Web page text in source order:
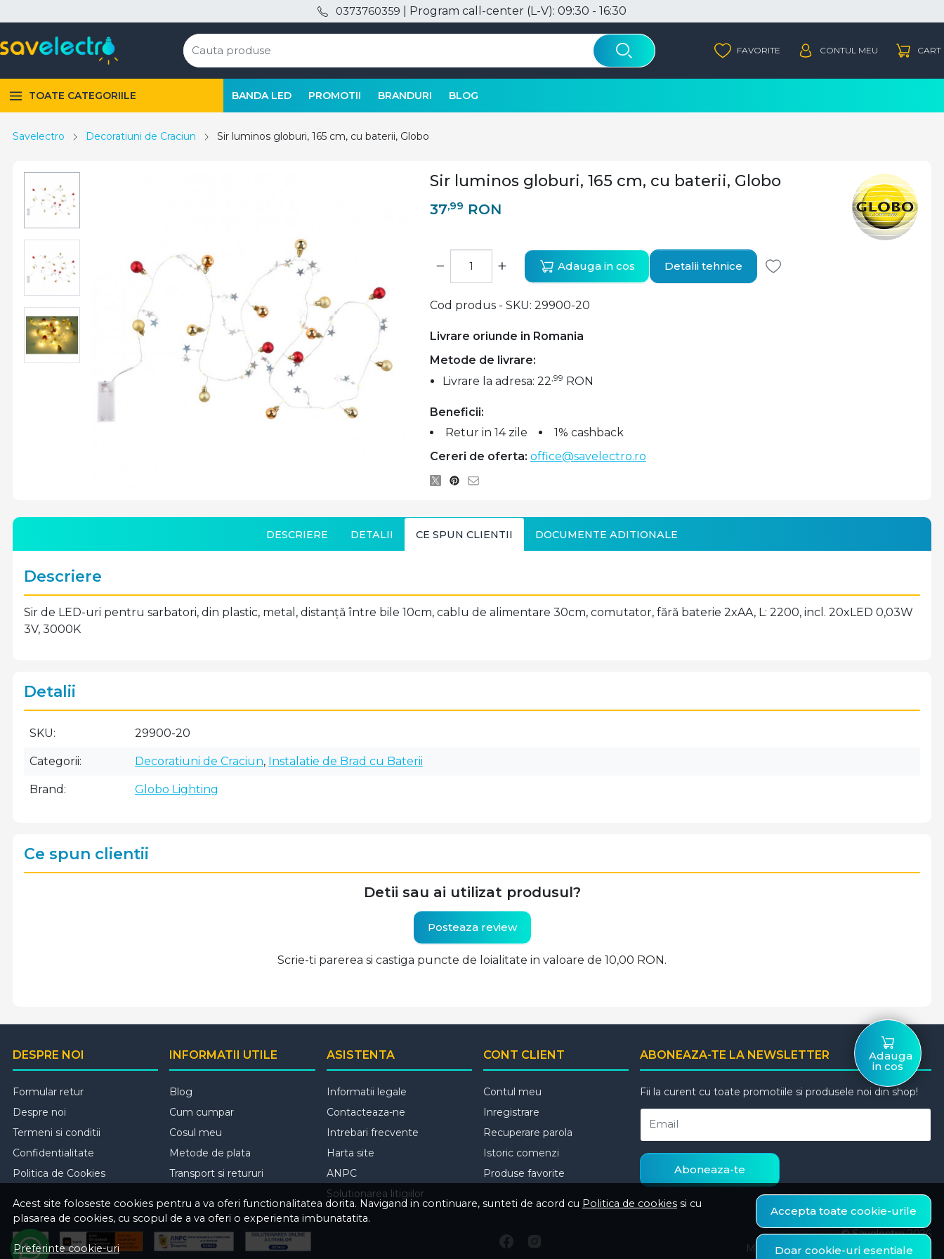
0373760359 | Program call-center (L-V): 09:30 - 16:30
TOATE CATEGORIILE BANDA LED PROMOTII BRANDURI BLOG
Savelectro Decoratiuni de Craciun Sir luminos globuri, 165 cm, cu baterii, Globo
Sir luminos globuri, 165 cm, cu baterii, Globo
37,99 RON
Livrare oriunde in Romania
Cod produs - SKU 29900-20
Metode de livrare:
Livrare la adresa: 22,99 RON
− + Adauga in cos Detalii tehnice
Beneficii:
Retur in 14 zile
1% cashback
Cereri de oferta: office@savelectro.ro
Adauga
in cos
DESCRIERE DETALII CE SPUN CLIENTII DOCUMENTE ADITIONALE
Descriere
Sir de LED-uri pentru sarbatori, din plastic, metal, distanță între bile 10cm, cablu de alimentare 30cm, comutator, fără baterie 2xAA, L: 2200, incl. 20xLED 0,03W
3V, 3000K
Detalii
SKU 29900-20
Categorii Decoratiuni de Craciun, Instalatie de Brad cu Baterii
Brand Globo Lighting
Ce spun clientii
Detii sau ai utilizat produsul?
Posteaza review
Scrie-ti parerea si castiga puncte de loialitate in valoare de 10,00 RON.
Acest site foloseste cookies pentru a va oferi functionalitatea dorita. Navigand in continuare, sunteti de acord cu Politica de cookies si cu
plasarea de cookies, cu scopul de a va oferi o experienta imbunatatita.
Preferinte cookie-uri
Accepta toate cookie-urile
Doar cookie-uri esentiale
DESPRE NOI
Formular retur
Despre noi
Termeni si conditii
Confidentialitate
Politica de Cookies
INFORMATII UTILE
Blog
Cum cumpar
Cosul meu
Metode de plata
Transport si retururi
ASISTENTA
Informatii legale
Contacteaza-ne
Intrebari frecvente
Harta site
ANPC
Solutionarea litigiilor
CONT CLIENT
Contul meu
Inregistrare
Recuperare parola
Istoric comenzi
Produse favorite
ABONEAZA-TE LA NEWSLETTER
Fii la curent cu toate promotiile si produsele noi din shop!
Email
Aboneaza-te
© Savelectro 2026
Magazin online creat cu MerchantPro